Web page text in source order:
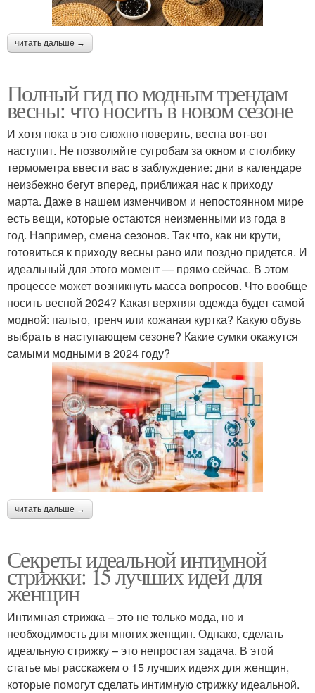
читать дальше →
Полный гид по модным трендам
весны: что носить в новом сезоне
И хотя пока в это сложно поверить, весна вот-вот
наступит. Не позволяйте сугробам за окном и столбику
термометра ввести вас в заблуждение: дни в календаре
неизбежно бегут вперед, приближая нас к приходу
марта. Даже в нашем изменчивом и непостоянном мире
есть вещи, которые остаются неизменными из года в
год. Например, смена сезонов. Так что, как ни крути,
готовиться к приходу весны рано или поздно придется. И
идеальный для этого момент — прямо сейчас. В этом
процессе может возникнуть масса вопросов. Что вообще
носить весной 2024? Какая верхняя одежда будет самой
модной: пальто, тренч или кожаная куртка? Какую обувь
выбрать в наступающем сезоне? Какие сумки окажутся
самыми модными в 2024 году?
читать дальше →
Секреты идеальной интимной
стрижки: 15 лучших идей для
женщин
Интимная стрижка – это не только мода, но и
необходимость для многих женщин. Однако, сделать
идеальную стрижку – это непростая задача. В этой
статье мы расскажем о 15 лучших идеях для женщин,
которые помогут сделать интимную стрижку идеальной.